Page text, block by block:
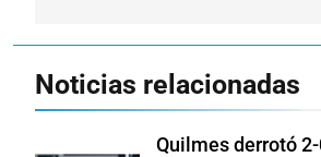
Noticias relacionadas
Quilmes derrotó